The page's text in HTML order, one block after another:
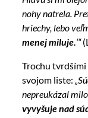
nohy natrela.
hriechy, lebo
menej miluje.‘“
Trochu
svojom liste:
nepreukázal
vyvyšuje nad